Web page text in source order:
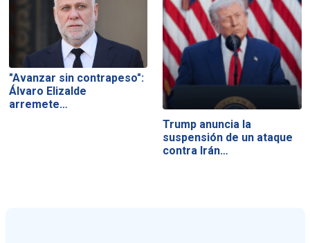
"Avanzar sin contrapeso":
Álvaro Elizalde
arremete…
Trump anuncia la
suspensión de un ataque
contra Irán…